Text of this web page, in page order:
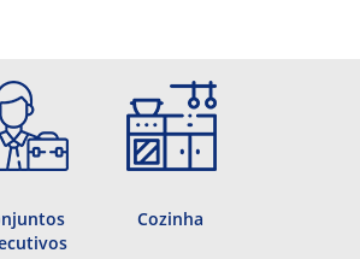
Cozinha